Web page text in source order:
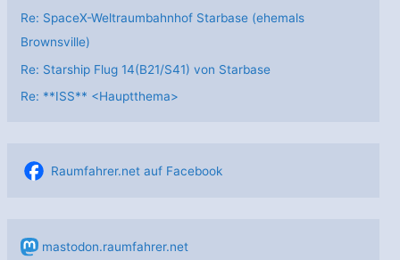
Re: SpaceX-Weltraumbahnhof Starbase (ehemals
Brownsville)
Re: Starship Flug 14(B21/S41) von Starbase
Re: **ISS** <Hauptthema>
Raumfahrer.net auf Facebook
mastodon.raumfahrer.net